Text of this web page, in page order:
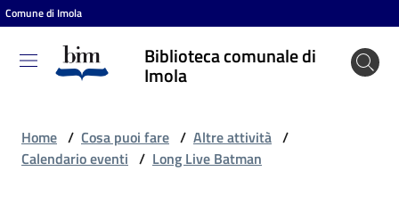
Vai al contenuto
Vai alla navigazione
Vai al footer
Comune di Imola
Biblioteca comunale di
Imola
Biblioteca
comunale
Home / Cosa puoi fare / Altre attività /
Calendario eventi / Long Live Batman